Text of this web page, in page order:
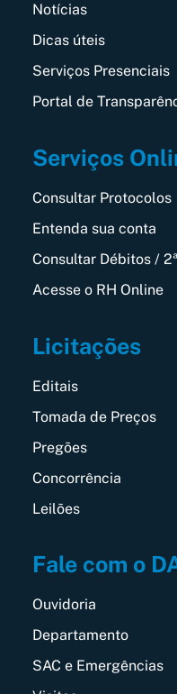
Notícias
Dicas úteis
Serviços Presenciais
Portal de
Serviços
Consultar Protocolos
Entenda sua conta
Consultar Débitos /
Acesse o RH Online
Licitações
Editais
Tomada de Preços
Pregões
Concorrência
Leilões
Fale com o
Ouvidoria
Departamento
SAC e Emergências